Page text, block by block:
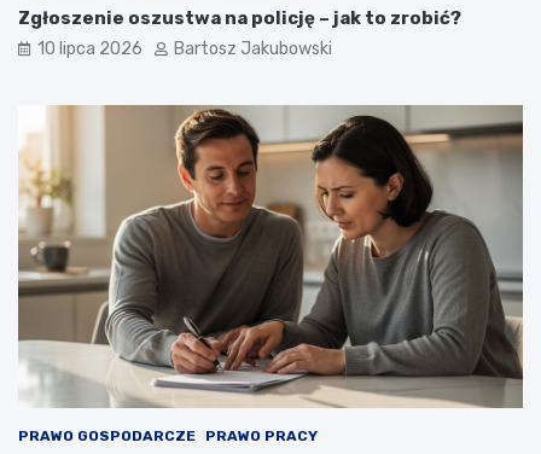
Zgłoszenie oszustwa na policję – jak to zrobić?
10 lipca 2026 Bartosz Jakubowski
PRAWO GOSPODARCZE PRAWO PRACY